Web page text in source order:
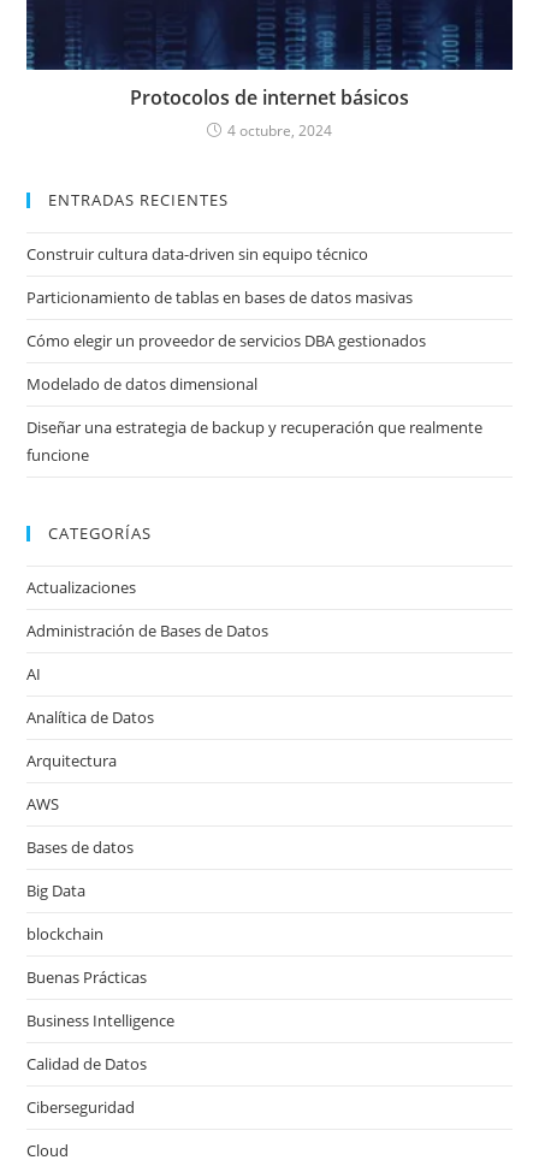
Protocolos de internet básicos
4 octubre, 2024
ENTRADAS RECIENTES
Construir cultura data-driven sin equipo técnico
Particionamiento de tablas en bases de datos masivas
Cómo elegir un proveedor de servicios DBA gestionados
Modelado de datos dimensional
Diseñar una estrategia de backup y recuperación que realmente
funcione
CATEGORÍAS
Actualizaciones
Administración de Bases de Datos
AI
Analítica de Datos
Arquitectura
AWS
Bases de datos
Big Data
blockchain
Buenas Prácticas
Business Intelligence
Calidad de Datos
Ciberseguridad
Cloud